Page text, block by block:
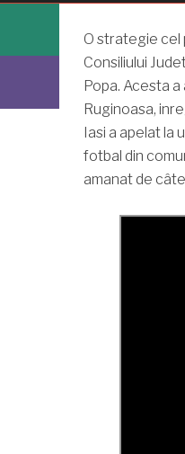
O strategie cel
Consiliului
Popa. Acesta
Ruginoasa,
Iasi a apelat la
fotbal din
amanat de